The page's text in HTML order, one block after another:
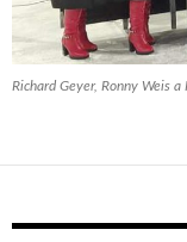
Richard Geyer, Ronny Weis